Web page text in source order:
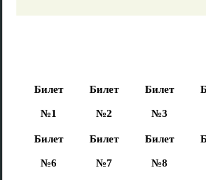
Билет
№1
Билет
№2
Билет
№3
Билет
№6
Билет
№7
Билет
№8